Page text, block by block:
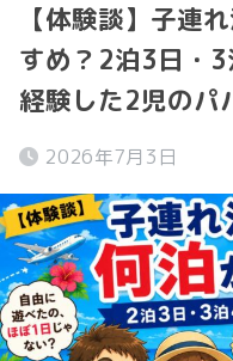
【体験談】子連
すめ？2泊3日・
経験した2児のパ
2026年7月3日